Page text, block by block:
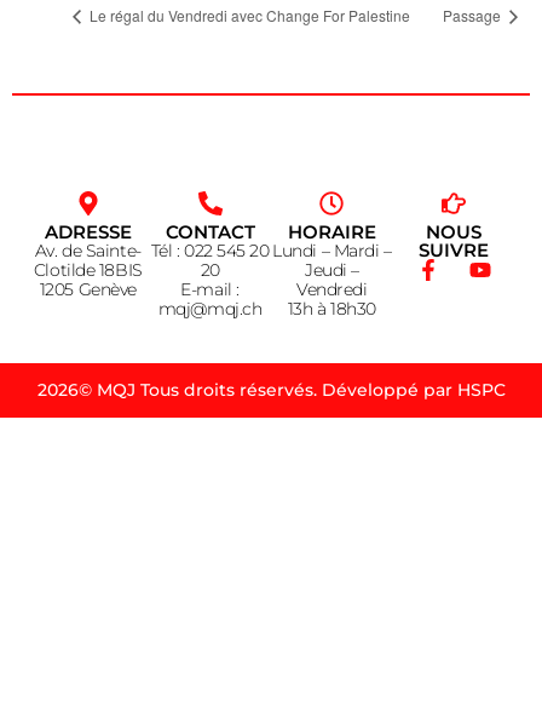
Le régal du Vendredi avec Change For Palestine Passage
ADRESSE
Av. de Sainte-
Clotilde 18BIS
1205 Genève
CONTACT
Tél : 022 545 20
20
E-mail :
mqj@mqj.ch
HORAIRE
Lundi – Mardi –
Jeudi –
Vendredi
13h à 18h30
NOUS
SUIVRE
2026© MQJ Tous droits réservés. Développé par HSPC